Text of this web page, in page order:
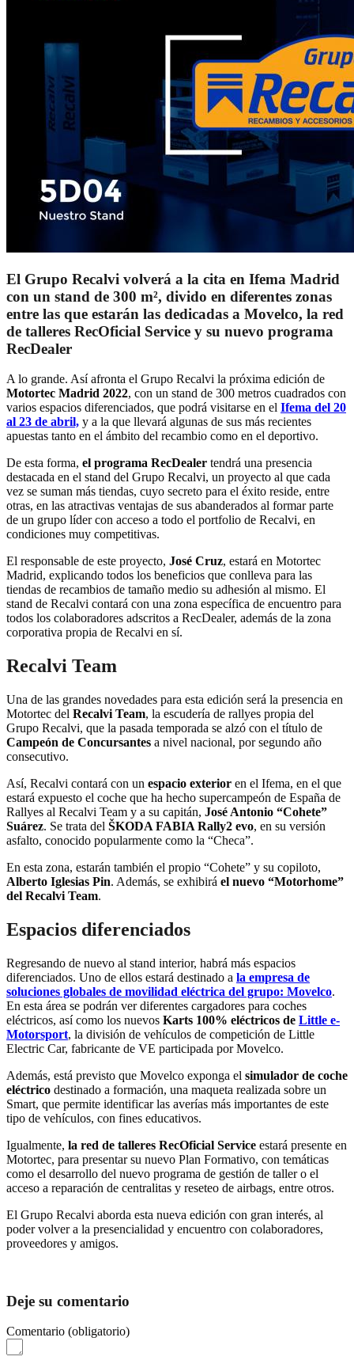
El Grupo Recalvi volverá a la cita en Ifema Madrid
con un stand de 300 m², divido en diferentes zonas
entre las que estarán las dedicadas a Movelco, la red
de talleres RecOficial Service y su nuevo programa
RecDealer
A lo grande. Así afronta el Grupo Recalvi la próxima edición de
Motortec Madrid 2022, con un stand de 300 metros cuadrados con
varios espacios diferenciados, que podrá visitarse en el Ifema del 20
al 23 de abril, y a la que llevará algunas de sus más recientes
apuestas tanto en el ámbito del recambio como en el deportivo.
De esta forma, el programa RecDealer tendrá una presencia
destacada en el stand del Grupo Recalvi, un proyecto al que cada
vez se suman más tiendas, cuyo secreto para el éxito reside, entre
otras, en las atractivas ventajas de sus abanderados al formar parte
de un grupo líder con acceso a todo el portfolio de Recalvi, en
condiciones muy competitivas.
El responsable de este proyecto, José Cruz, estará en Motortec
Madrid, explicando todos los beneficios que conlleva para las
tiendas de recambios de tamaño medio su adhesión al mismo. El
stand de Recalvi contará con una zona específica de encuentro para
todos los colaboradores adscritos a RecDealer, además de la zona
corporativa propia de Recalvi en sí.
Recalvi Team
Una de las grandes novedades para esta edición será la presencia en
Motortec del Recalvi Team, la escudería de rallyes propia del
Grupo Recalvi, que la pasada temporada se alzó con el título de
Campeón de Concursantes a nivel nacional, por segundo año
consecutivo.
Así, Recalvi contará con un espacio exterior en el Ifema, en el que
estará expuesto el coche que ha hecho supercampeón de España de
Rallyes al Recalvi Team y a su capitán, José Antonio “Cohete”
Suárez. Se trata del ŠKODA FABIA Rally2 evo, en su versión
asfalto, conocido popularmente como la “Checa”.
En esta zona, estarán también el propio “Cohete” y su copiloto,
Alberto Iglesias Pin. Además, se exhibirá el nuevo “Motorhome”
del Recalvi Team.
Espacios diferenciados
Regresando de nuevo al stand interior, habrá más espacios
diferenciados. Uno de ellos estará destinado a la empresa de
soluciones globales de movilidad eléctrica del grupo: Movelco.
En esta área se podrán ver diferentes cargadores para coches
eléctricos, así como los nuevos Karts 100% eléctricos de Little e-
Motorsport, la división de vehículos de competición de Little
Electric Car, fabricante de VE participada por Movelco.
Además, está previsto que Movelco exponga el simulador de coche
eléctrico destinado a formación, una maqueta realizada sobre un
Smart, que permite identificar las averías más importantes de este
tipo de vehículos, con fines educativos.
Igualmente, la red de talleres RecOficial Service estará presente en
Motortec, para presentar su nuevo Plan Formativo, con temáticas
como el desarrollo del nuevo programa de gestión de taller o el
acceso a reparación de centralitas y reseteo de airbags, entre otros.
El Grupo Recalvi aborda esta nueva edición con gran interés, al
poder volver a la presencialidad y encuentro con colaboradores,
proveedores y amigos.
Deje su comentario
Comentario (obligatorio)